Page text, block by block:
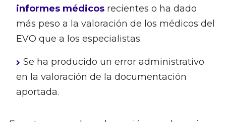
informes médicosrecientes o ha dado
más peso a la valoración de los médicos del
EVO que a los especialistas.
Se ha producido un error administrativo
en la valoración de la documentación
aportada.